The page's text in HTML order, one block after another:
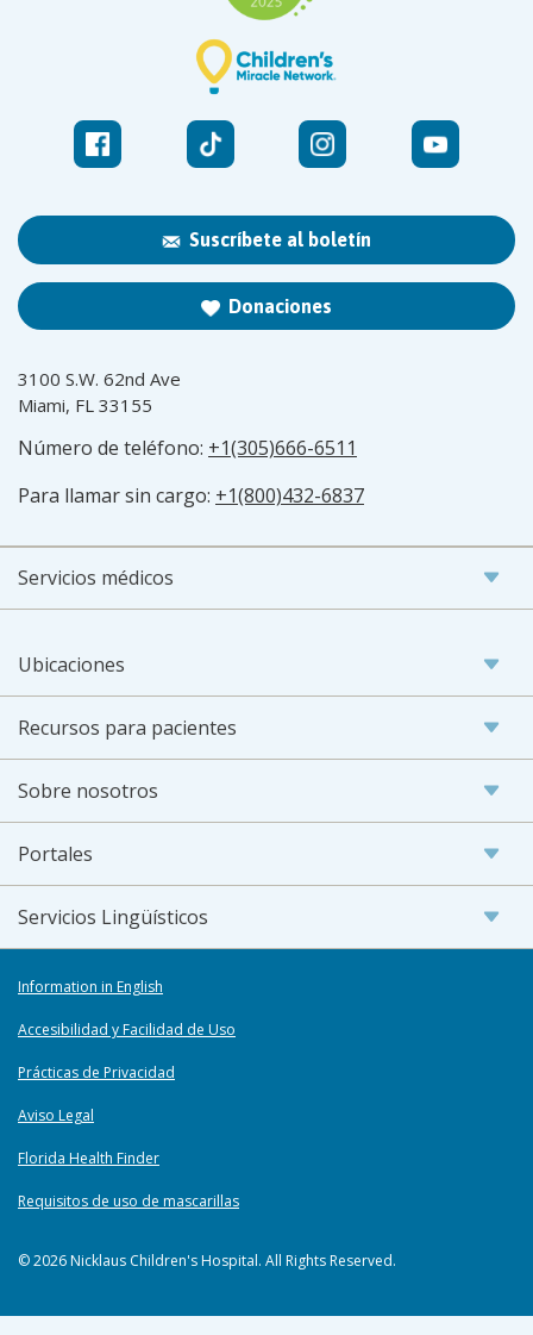
Suscríbete al boletín
Donaciones
3100 S.W. 62nd Ave
Miami, FL 33155
Número de teléfono: +1(305)666-6511
Para llamar sin cargo: +1(800)432-6837
Servicios médicos
Ubicaciones
Recursos para pacientes
Sobre nosotros
Portales
Servicios Lingüísticos
Information in English
Accesibilidad y Facilidad de Uso
Prácticas de Privacidad
Aviso Legal
Florida Health Finder
Requisitos de uso de mascarillas
© 2026 Nicklaus Children's Hospital. All Rights Reserved.